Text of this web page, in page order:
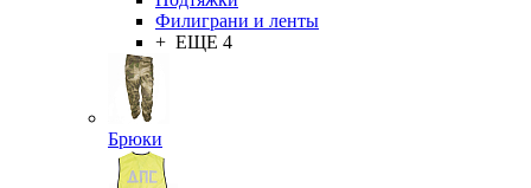
Филиграни и ленты
+ ЕЩЕ 4
Брюки